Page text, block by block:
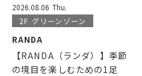
2026.08.06 Thu.
2F グリーンゾーン
RANDA
【RANDA（ランダ）】季節
の境目を楽しむための1足